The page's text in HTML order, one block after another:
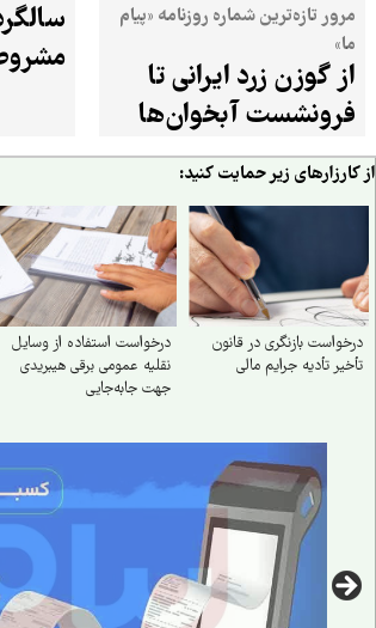
مرور تازه‌ترین شماره روزنامه «پیام
ما»
از گوزن زرد ایرانی تا
فرونشست آبخوان‌ها
از کارزارهای زیر حمایت کنید:
درخواست بازنگری در قانون
تأخیر تأدیه جرایم مالی
درخواست استفاده از وسایل
نقلیه عمومی برقی هیبریدی
جهت جابه‌جایی